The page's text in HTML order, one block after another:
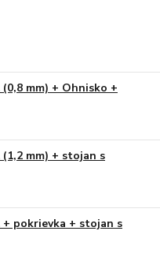
mm) + Ohnisko +
mm) + stojan s
pokrievka + stojan s